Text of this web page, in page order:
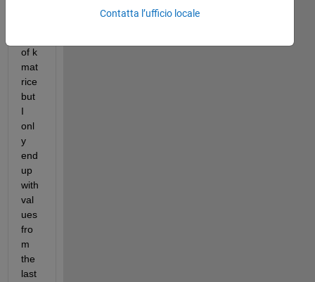
of k
mat
rice
but
I
onl
y
end
up
with
val
ues
fro
m
the
last
Contatta l’ufficio locale